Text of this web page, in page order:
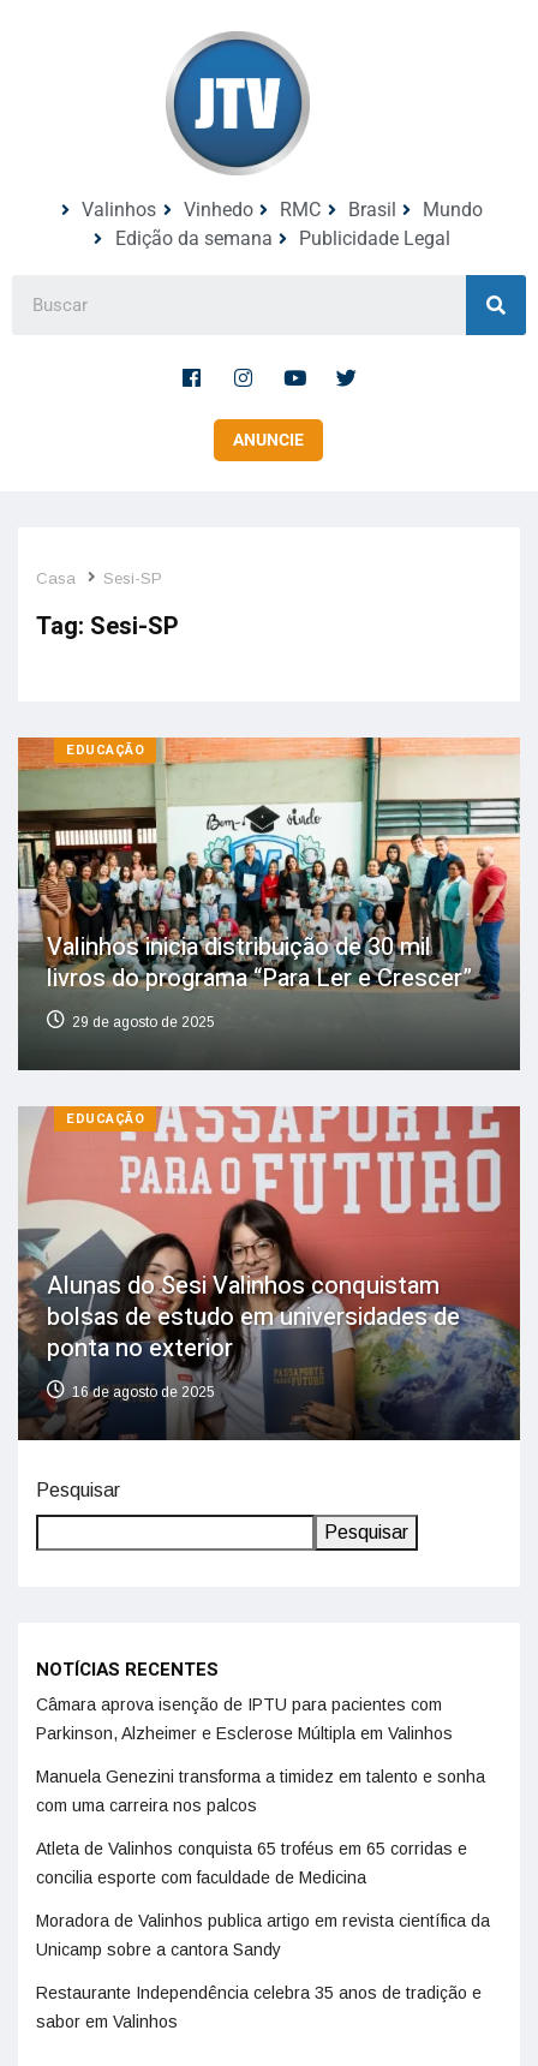
Valinhos Vinhedo RMC Brasil
Mundo
Edição da semana
Publicidade Legal
ANUNCIE
Casa Sesi-SP
Tag: Sesi-SP
EDUCAÇÃO
Valinhos inicia distribuição de 30 mil
livros do programa “Para Ler e Crescer”
29 de agosto de 2025
EDUCAÇÃO
Alunas do Sesi Valinhos conquistam
bolsas de estudo em universidades de
ponta no exterior
16 de agosto de 2025
Pesquisar
Pesquisar
NOTÍCIAS RECENTES
Câmara aprova isenção de IPTU para pacientes com
Parkinson, Alzheimer e Esclerose Múltipla em Valinhos
Manuela Genezini transforma a timidez em talento e sonha
com uma carreira nos palcos
Atleta de Valinhos conquista 65 troféus em 65 corridas e
concilia esporte com faculdade de Medicina
Moradora de Valinhos publica artigo em revista científica da
Unicamp sobre a cantora Sandy
Restaurante Independência celebra 35 anos de tradição e
sabor em Valinhos